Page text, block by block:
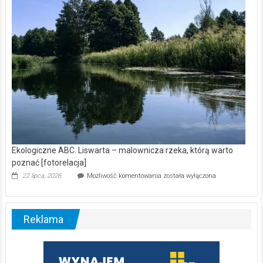
Ekologiczne ABC. Liswarta – malownicza rzeka, którą warto
poznać [fotorelacja]
22 lipca, 2026 Możliwość komentowania Ekologiczne
–
warto
poznać
[fotorelacja]
została wyłączona
Reklama